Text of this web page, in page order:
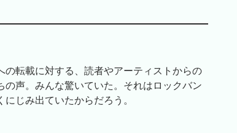
転載に対する、読者やアーティストからの
声。みんな驚いていた。それはロックバン
じみ出ていたからだろう。